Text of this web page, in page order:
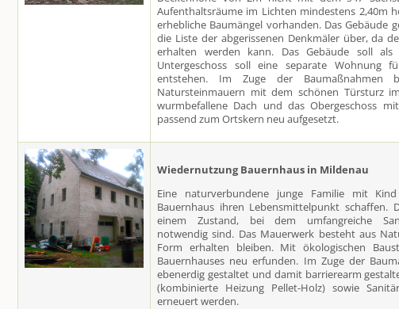
Aufenthaltsräume im Lichten mindestens 2,40m
erhebliche Baumängel vorhanden. Das Gebäude
die Liste der abgerissenen Denkmäler über, da
erhalten werden kann. Das Gebäude soll
Untergeschoss soll eine separate Wohnung
entstehen. Im Zuge der Baumaßnahmen
Natursteinmauern mit dem schönen Türsturz
wurmbefallene Dach und das Obergeschoss
passend zum Ortskern neu aufgesetzt.
Wiedernutzung Bauernhaus in Mildenau
Eine naturverbundene junge Familie mit
Bauernhaus ihren Lebensmittelpunkt schaffen.
einem Zustand, bei dem umfangreiche
notwendig sind. Das Mauerwerk besteht aus
Form erhalten bleiben. Mit ökologischen
Bauernhauses neu erfunden. Im Zuge der
ebenerdig gestaltet und damit barrierearm
(kombinierte Heizung Pellet-Holz) sowie
erneuert werden.